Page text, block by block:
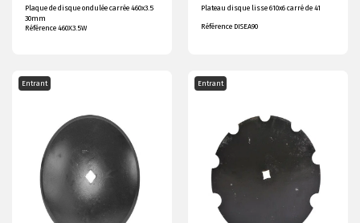
Plaque de disque ondulée carrée 460x3.5
30mm
Référence 460X3.5W
Plateau disque lisse 610x6 carré de 41
Référence DISEA90
Entrant Entrant